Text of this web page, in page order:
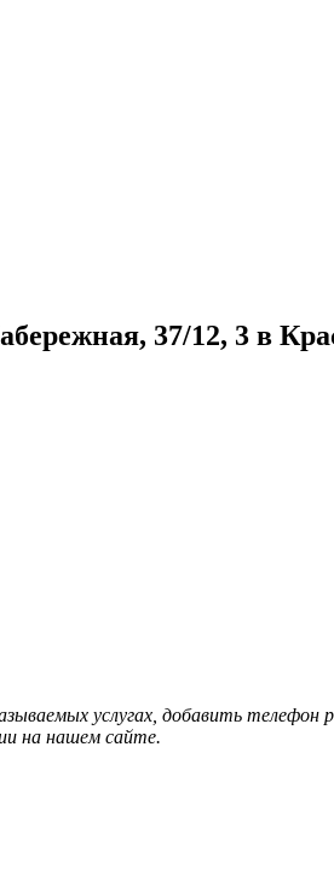
37/12, 3 в
услугах, добавить
на нашем сайте.